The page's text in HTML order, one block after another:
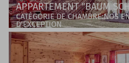
APPARTEMENT "BAUM
CATÉGORIE DE CHAMBRE:NOS
D'EXCEPTION